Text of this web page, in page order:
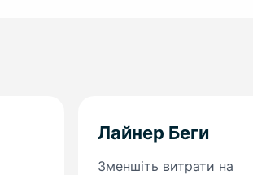
Лайнер Беги
Зменшіть витрати на